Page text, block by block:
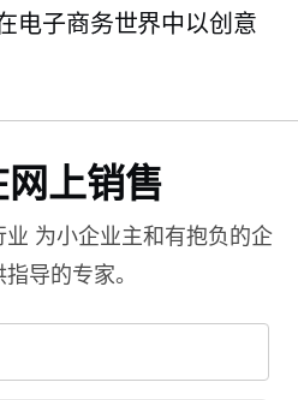
电子商务世界中以创意
上销售
业 为小企业主和有抱负的企
导的专家。